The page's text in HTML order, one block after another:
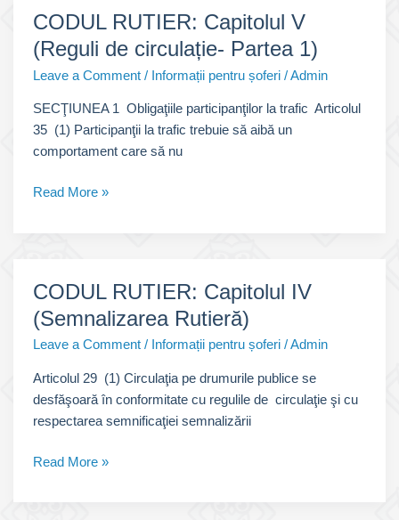
de
circulație-
Partea
CODUL RUTIER: Capitolul V
(Reguli de circulație- Partea 1)
Leave a Comment / Informații pentru șoferi /Admin
SECŢIUNEA 1 Obligaţiile participanţilor la trafic Articolul
35 (1) Participanţii la trafic trebuie să aibă un
comportament care să nu
CODUL
Capitolul
de
circulație-
Partea
Read More »
CODUL RUTIER: Capitolul IV
(Semnalizarea Rutieră)
Leave a Comment / Informații pentru șoferi /Admin
Articolul 29 (1) Circulaţia pe drumurile publice se
desfăşoară în conformitate cu regulile de circulaţie şi cu
respectarea semnificaţiei semnalizării
CODUL
Capitolul
Read More »